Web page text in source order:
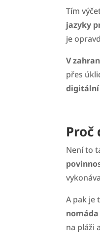
Tím
jazyky
je
V
přes
digitální
Není to
A pak je
na pláži